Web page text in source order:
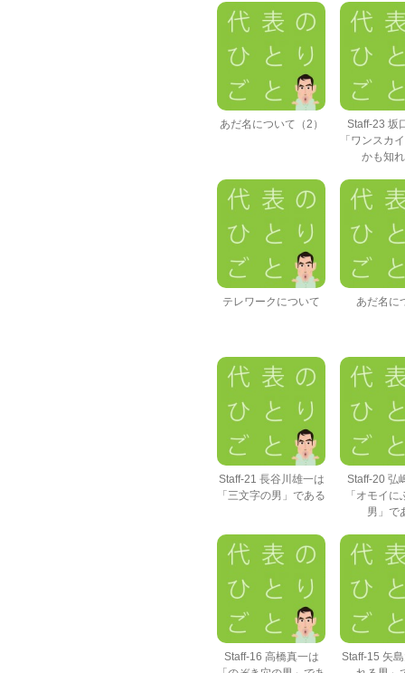
あだ名について（2）
Staff-23 坂
「ワンスカ
かも知
テレワークについて あだ名に
Staff-21 長谷川雄一は
「三文字の男」である
Staff-20 弘
「オモイ
男」で
Staff-16 高橋真一は
Staff-15 矢